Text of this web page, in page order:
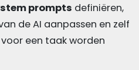
prompts definiëren,
de AI aanpassen en zelf
een taak worden